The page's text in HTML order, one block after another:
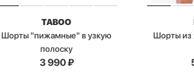
TABOO
Шорты "пижамные" в узкую
полоску
3 990₽
Шорты из